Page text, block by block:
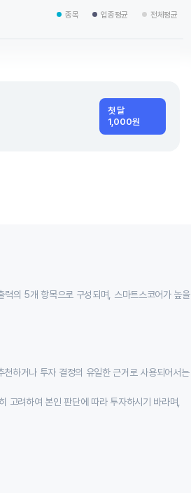
종목 업종평균 전체평균
첫 달
1,000원
의 5개 항목으로 구성되며, 스마트스코어가 높을
하거나 투자 결정의 유일한 근거로 사용되어서는
고려하여 본인 판단에 따라 투자하시기 바라며,